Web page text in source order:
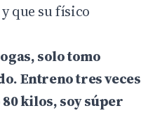
que su físico
solo tomo
Entreno tres veces
kilos, soy súper